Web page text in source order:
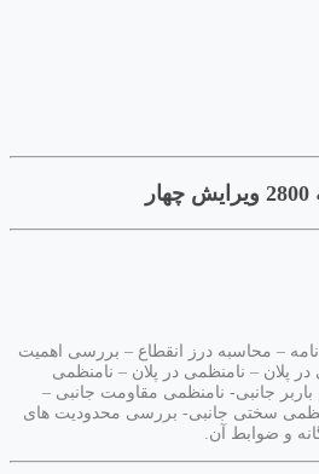
– محاسبه درز انقطاع – بررسی اهمیت
پلان – نامنظمی در پلان – نامنظمی
جانبی- نامنظمی مقاومت جانبی –
سختی جانبی- بررسی محدودیت های
و ضوابط آن.